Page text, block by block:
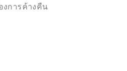
งการค้างคืน